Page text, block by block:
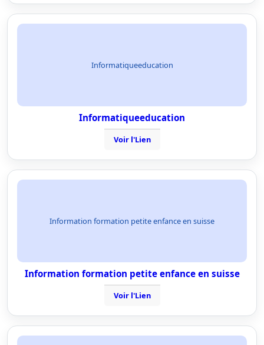
Informatiqueeducation
Informatiqueeducation
Voir l'Lien
Information formation petite enfance en suisse
Information formation petite enfance en suisse
Voir l'Lien